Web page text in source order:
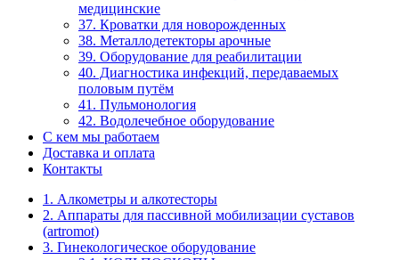
медицинские
37. Кроватки для новорожденных
38. Металлодетекторы арочные
39. Оборудование для реабилитации
40. Диагностика инфекций, передаваемых
половым путём
41. Пульмонология
42. Водолечебное оборудование
С кем мы работаем
Доставка и оплата
Контакты
1. Алкометры и алкотесторы
2. Аппараты для пассивной мобилизации суставов
(artromot)
3. Гинекологическое оборудование